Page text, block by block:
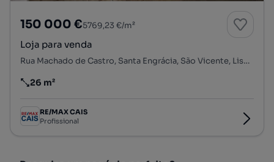
150 000 €5769,23 €/m²
Loja para venda
Rua Machado de Castro, Santa Engrácia, São Vicente, Lisboa, Lisboa
Preço por metro quadrado
26 m²
RE/MAX CAIS
Profissional